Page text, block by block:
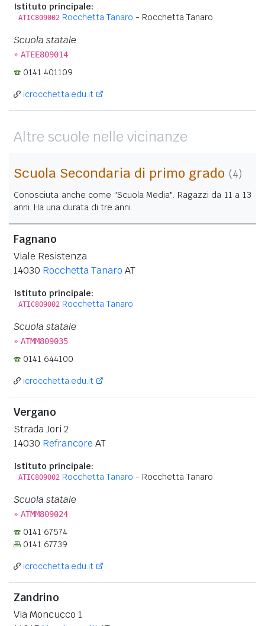
Istituto principale:
ATIC809002 Rocchetta Tanaro - Rocchetta Tanaro
Scuola statale
» ATEE809014
0141 401109
icrocchetta.edu.it
Altre scuole nelle vicinanze
Scuola Secondaria di primo grado (4)
Conosciuta anche come "Scuola Media". Ragazzi da 11 a 13
anni. Ha una durata di tre anni.
Fagnano
Viale Resistenza
14030 Rocchetta Tanaro AT
Istituto principale:
ATIC809002 Rocchetta Tanaro
Scuola statale
» ATMM809035
0141 644100
icrocchetta.edu.it
Vergano
Strada Jori 2
14030 Refrancore AT
Istituto principale:
ATIC809002 Rocchetta Tanaro - Rocchetta Tanaro
Scuola statale
» ATMM809024
0141 67574
0141 67739
icrocchetta.edu.it
Zandrino
Via Moncucco 1